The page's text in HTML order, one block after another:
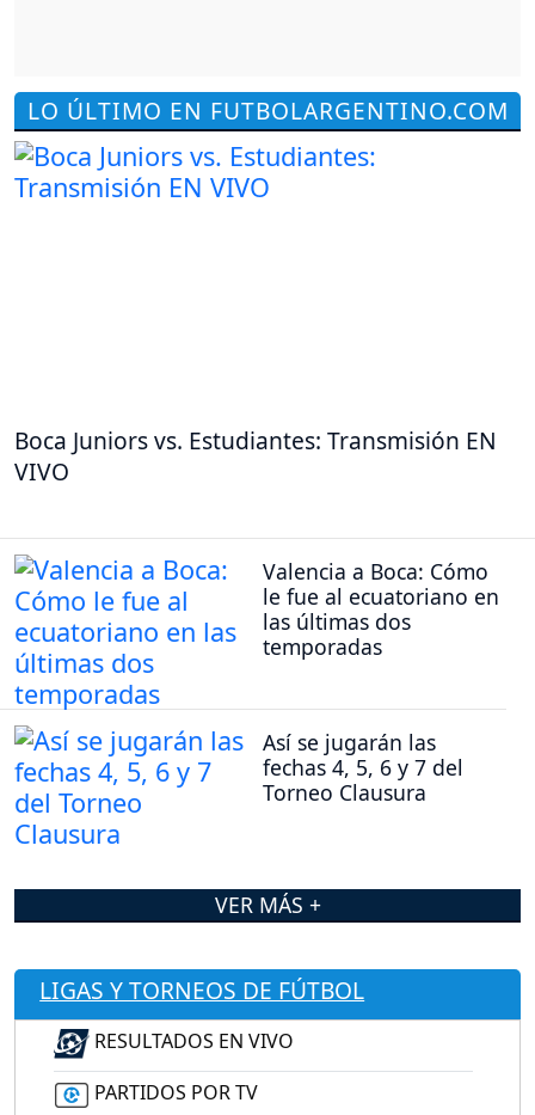
LO ÚLTIMO EN FUTBOLARGENTINO.COM
Boca Juniors vs. Estudiantes: Transmisión EN
VIVO
Valencia a Boca: Cómo
le fue al ecuatoriano en
las últimas dos
temporadas
Así se jugarán las
fechas 4, 5, 6 y 7 del
Torneo Clausura
VER MÁS +
LIGAS Y TORNEOS DE FÚTBOL
RESULTADOS EN VIVO
PARTIDOS POR TV